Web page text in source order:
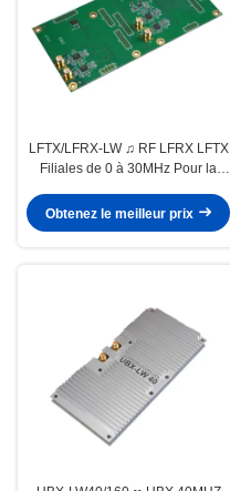
LFTX/LFRX-LW ♫ RF LFRX LFTX
Filiales de 0 à 30MHz Pour la
Obtenez le meilleur prix